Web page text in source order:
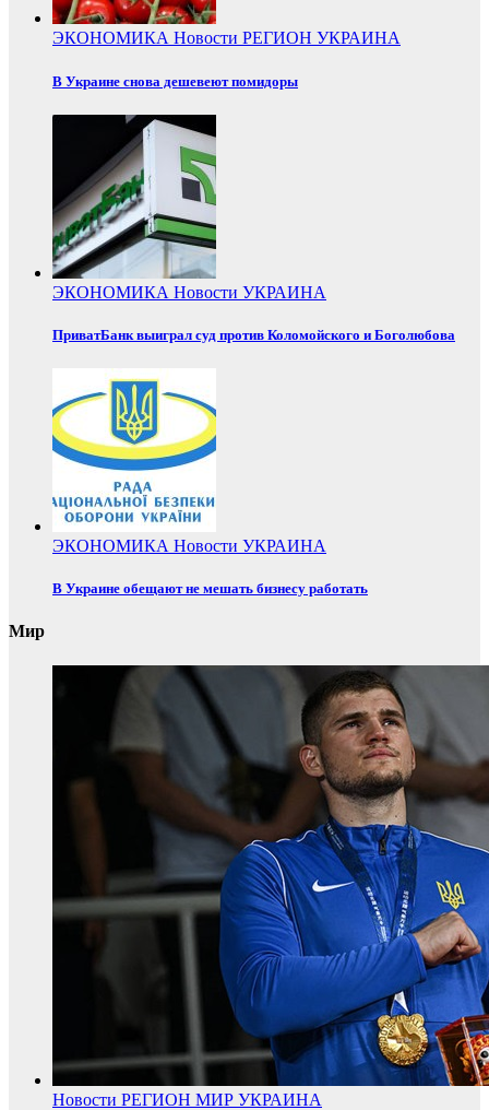
ЭКОНОМИКА Новости РЕГИОН УКРАИНА
В Украине снова дешевеют помидоры
ЭКОНОМИКА Новости УКРАИНА
ПриватБанк выиграл суд против Коломойского и Боголюбова
ЭКОНОМИКА Новости УКРАИНА
В Украине обещают не мешать бизнесу работать
Мир
Новости РЕГИОН МИР УКРАИНА